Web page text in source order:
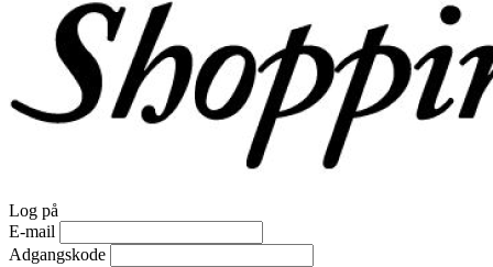
Log på
E-mail
Adgangskode